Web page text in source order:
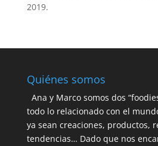
2019.
Quiénes somos
Ana y Marco somos dos
todo lo relacionado con el
ya sean creaciones, productos,
tendencias… Dado que nos